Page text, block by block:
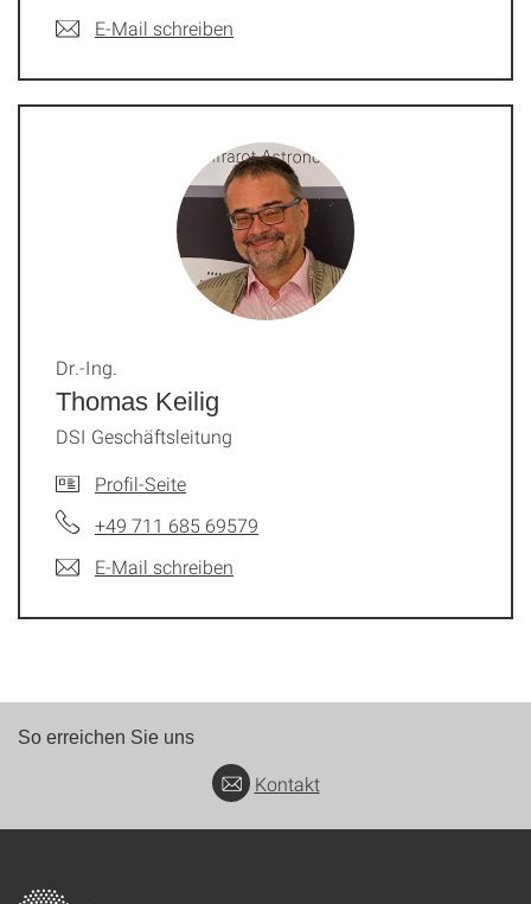
E-Mail schreiben
Thomas Keilig
Dr.-Ing.
DSI Geschäftsleitung
Profil-Seite
+49 711 685 69579
E-Mail schreiben
So erreichen Sie uns
Kontakt